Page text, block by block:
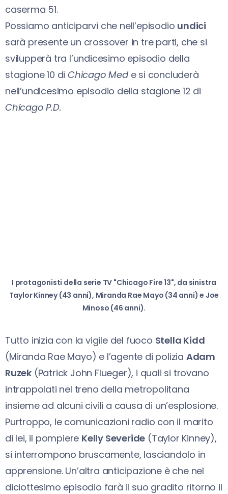
caserma 51.
Possiamo anticiparvi che nell’episodio undici
sarà presente un crossover in tre parti, che si
svilupperà tra l’undicesimo episodio della
stagione 10 di Chicago Mede si concluderà
nell’undicesimo episodio della stagione 12 di
Chicago P.D.
I protagonisti della serie TV "Chicago Fire 13", da sinistra
Taylor Kinney (43 anni), Miranda Rae Mayo (34 anni) e Joe
Minoso (46 anni).
Tutto inizia con la vigile del fuoco Stella Kidd
(Miranda Rae Mayo) e l’agente di polizia Adam
Ruzek (Patrick John Flueger), i quali si trovano
intrappolati nel treno della metropolitana
insieme ad alcuni civili a causa di un’esplosione.
Purtroppo, le comunicazioni radio con il marito
di lei, il pompiere Kelly Severide (Taylor Kinney),
si interrompono bruscamente, lasciandolo in
apprensione. Un’altra anticipazione è che nel
diciottesimo episodio farà il suo gradito ritorno il